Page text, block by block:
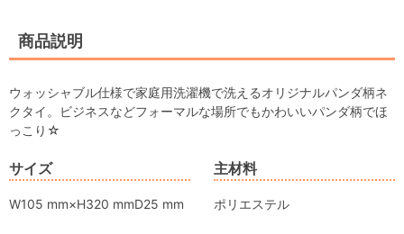
商品説明
ウォッシャブル仕様で家庭用洗濯機で洗えるオリジナルパンダ柄ネ
クタイ。ビジネスなどフォーマルな場所でもかわいいパンダ柄でほ
っこり☆
サイズ
W105 mm×H320 mmD25 mm
主材料
ポリエステル